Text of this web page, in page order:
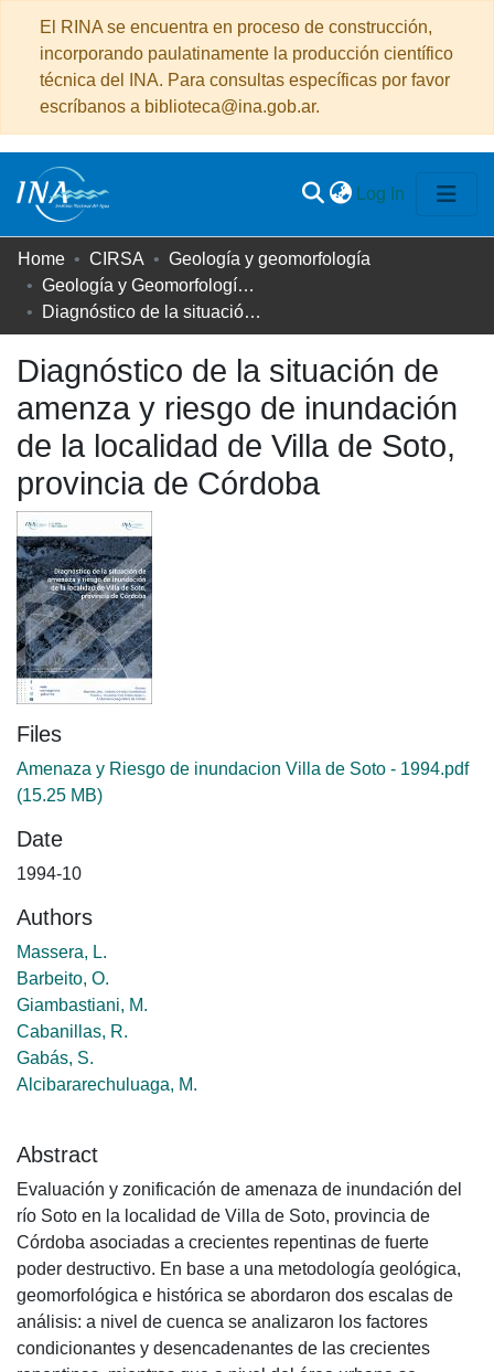
El RINA se encuentra en proceso de construcción,
incorporando paulatinamente la producción científico
técnica del INA. Para consultas específicas por favor
escríbanos a biblioteca@ina.gob.ar.
Log In (current)
Communities
&
Collections
All of DSpace
Statistics
Home CIRSA
Geología y geomorfología
Geología y Geomorfología - Comunicaciones a congresos nacionales
Diagnóstico de la situación de amenza y riesgo de inundación de la localidad de Villa de Soto, provincia de Córdoba
Diagnóstico de la situación de
amenza y riesgo de inundación
de la localidad de Villa de Soto,
provincia de Córdoba
Files
Amenaza y Riesgo de inundacion Villa de Soto - 1994.pdf
(15.25 MB)
Date
1994-10
Authors
Massera, L.
Barbeito, O.
Giambastiani, M.
Cabanillas, R.
Gabás, S.
Alcibararechuluaga, M.
Abstract
Evaluación y zonificación de amenaza de inundación del
río Soto en la localidad de Villa de Soto, provincia de
Córdoba asociadas a crecientes repentinas de fuerte
poder destructivo. En base a una metodología geológica,
geomorfológica e histórica se abordaron dos escalas de
análisis: a nivel de cuenca se analizaron los factores
condicionantes y desencadenantes de las crecientes